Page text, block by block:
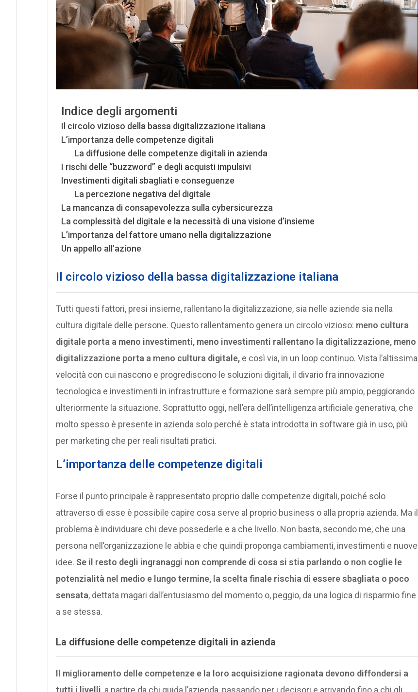
Indice degli argomenti
Il circolo vizioso della bassa digitalizzazione italiana
L’importanza delle competenze digitali
La diffusione delle competenze digitali in azienda
I rischi delle “buzzword” e degli acquisti impulsivi
Investimenti digitali sbagliati e conseguenze
La percezione negativa del digitale
La mancanza di consapevolezza sulla cybersicurezza
La complessità del digitale e la necessità di una visione d’insieme
L’importanza del fattore umano nella digitalizzazione
Un appello all’azione
Il circolo vizioso della bassa digitalizzazione italiana
Tutti questi fattori, presi insieme, rallentano la digitalizzazione, sia nelle aziende sia nella
cultura digitale delle persone. Questo rallentamento genera un circolo vizioso: meno cultura
digitale porta a meno investimenti, meno investimenti rallentano la digitalizzazione, meno
digitalizzazione porta a meno cultura digitale,e così via, in un loop continuo. Vista l’altissima
velocità con cui nascono e progrediscono le soluzioni digitali, il divario fra innovazione
tecnologica e investimenti in infrastrutture e formazione sarà sempre più ampio, peggiorando
ulteriormente la situazione. Soprattutto oggi, nell’era dell’intelligenza artificiale generativa, che
molto spesso è presente in azienda solo perché è stata introdotta in software già in uso, più
per marketing che per reali risultati pratici.
L’importanza delle competenze digitali
Forse il punto principale è rappresentato proprio dalle competenze digitali, poiché solo
attraverso di esse è possibile capire cosa serve al proprio business o alla propria azienda. Ma il
problema è individuare chi deve possederle e a che livello. Non basta, secondo me, che una
persona nell’organizzazione le abbia e che quindi proponga cambiamenti, investimenti e nuove
idee. Se il resto degli ingranaggi non comprende di cosa si stia parlando o non coglie le
potenzialità nel medio e lungo termine, la scelta finale rischia di essere sbagliata o poco
sensata, dettata magari dall’entusiasmo del momento o, peggio, da una logica di risparmio fine
a se stessa.
La diffusione delle competenze digitali in azienda
Il miglioramento delle competenze e la loro acquisizione ragionata devono diffondersi a
tutti i livelli , a partire da chi guida l’azienda, passando per i decisori e arrivando fino a chi gli